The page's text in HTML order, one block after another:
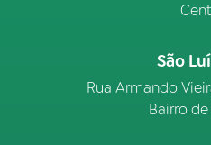
São
Rua Armando
Bairro